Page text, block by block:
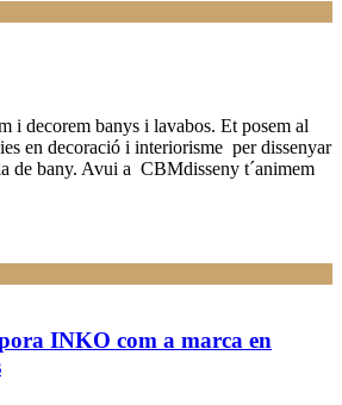
i decorem banys i lavabos. Et posem al
en decoració i interiorisme per dissenyar
de bany. Avui a CBMdisseny t´animem
INKO com a marca en